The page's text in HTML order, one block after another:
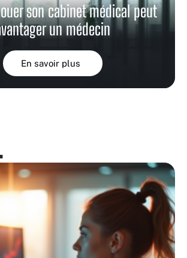
son cabinet médical peut
un médecin
En savoir plus